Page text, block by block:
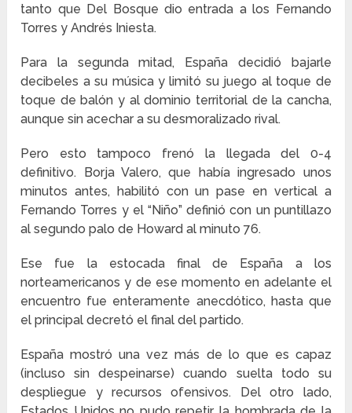
tanto que Del Bosque dio entrada a los Fernando
Torres y Andrés Iniesta.
Para la segunda mitad, España decidió bajarle
decibeles a su música y limitó su juego al toque de
toque de balón y al dominio territorial de la cancha,
aunque sin acechar a su desmoralizado rival.
Pero esto tampoco frenó la llegada del 0-4
definitivo. Borja Valero, que había ingresado unos
minutos antes, habilitó con un pase en vertical a
Fernando Torres y el “Niño” definió con un puntillazo
al segundo palo de Howard al minuto 76.
Ese fue la estocada final de España a los
norteamericanos y de ese momento en adelante el
encuentro fue enteramente anecdótico, hasta que
el principal decretó el final del partido.
España mostró una vez más de lo que es capaz
(incluso sin despeinarse) cuando suelta todo su
despliegue y recursos ofensivos. Del otro lado,